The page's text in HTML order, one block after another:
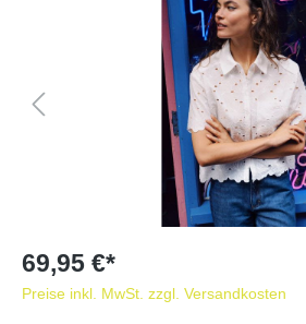
69,95 €*
Preise inkl. MwSt. zzgl. Versandkosten